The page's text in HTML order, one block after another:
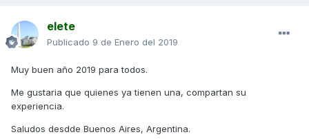
elete
Publicado 9 de Enero del 2019
Muy buen año 2019 para todos.
Me gustaria que quienes ya tienen una, compartan su
experiencia.
Saludos desdde Buenos Aires, Argentina.